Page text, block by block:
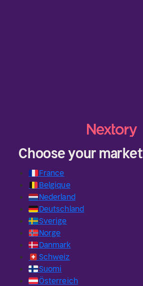
Choose your market
🇫🇷France
🇧🇪 Belgique
🇳🇱Nederland
🇩🇪Deutschland
🇸🇪Sverige
🇳🇴Norge
🇩🇰Danmark
🇨🇭 Schweiz
🇫🇮Suomi
🇦🇹Österreich